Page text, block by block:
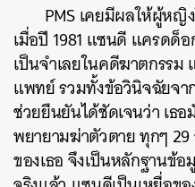
PMS เคยมีผลให้ผู้ห
เมื่อปี 1981 แซนดี แครดด็
เป็นจำเลยในคดีฆาตกรรม
แพทย์ รวมทั้งข้อวินิจฉัยจ
ช่วยยืนยันได้ชัดเจนว่า เธ
พยายามฆ่าตัวตาย ทุกๆ
ของเธอ จึงเป็นหลักฐานข้